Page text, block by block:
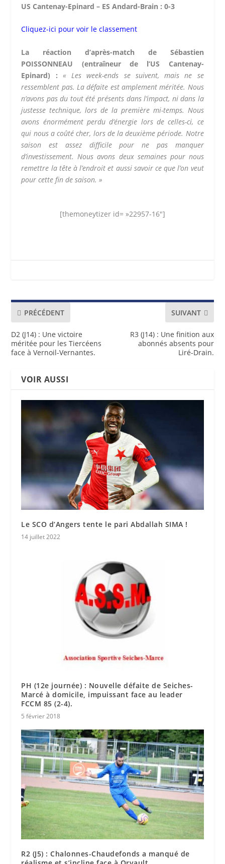
US Cantenay-Epinard – ES Andard-Brain : 0-3
Cliquez-ici pour voir le classement
La réaction d’après-match de Sébastien
POISSONNEAU (entraîneur de l’US Cantenay-
Epinard) : « Les week-ends se suivent, mais ne se
ressemblent pas. La défaite est amplement méritée. Nous
n’avons pas du tout été présents dans l’impact, ni dans la
justesse technique, lors de la première mi-temps. Nous
avons énormément perdu d’énergie lors de celles-ci, ce
qui nous a coûté cher, lors de la deuxième période. Notre
saison est assez difficile pour ne pas manquer
d’investissement. Nous avons deux semaines pour nous
remettre la tête à l’endroit et aussi savoir ce que l’on veut
pour cette fin de saison. »
[themoneytizer id= »22957-16″]
PRÉCÉDENT
D2 (J14) : Une victoire
méritée pour les Tiercéens
face à Vernoil-Vernantes.
SUIVANT
R3 (J14) : Une finition aux
abonnés absents pour
Liré-Drain.
VOIR AUSSI
Le SCO d’Angers tente le pari Abdallah SIMA !
14 juillet 2022
PH (12e journée) : Nouvelle défaite de Seiches-
Marcé à domicile, impuissant face au leader
FCCM 85 (2-4).
5 février 2018
R2 (J5) : Chalonnes-Chaudefonds a manqué de